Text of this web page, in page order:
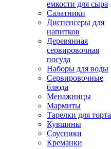
емкости для сыра
Салатники
Диспенсеры для
напитков
Деревянная
сервировочная
посуда
Наборы для воды
Сервировочные
блюда
Менажницы
Мармиты
Тарелки для торта
Кувшины
Соусники
Креманки